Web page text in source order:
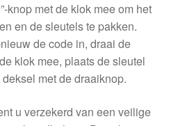
knop met de klok mee om het
en de sleutels te pakken.
de code in, draai de
klok mee, plaats de sleutel
met de draaiknop.
u verzekerd van een veilige